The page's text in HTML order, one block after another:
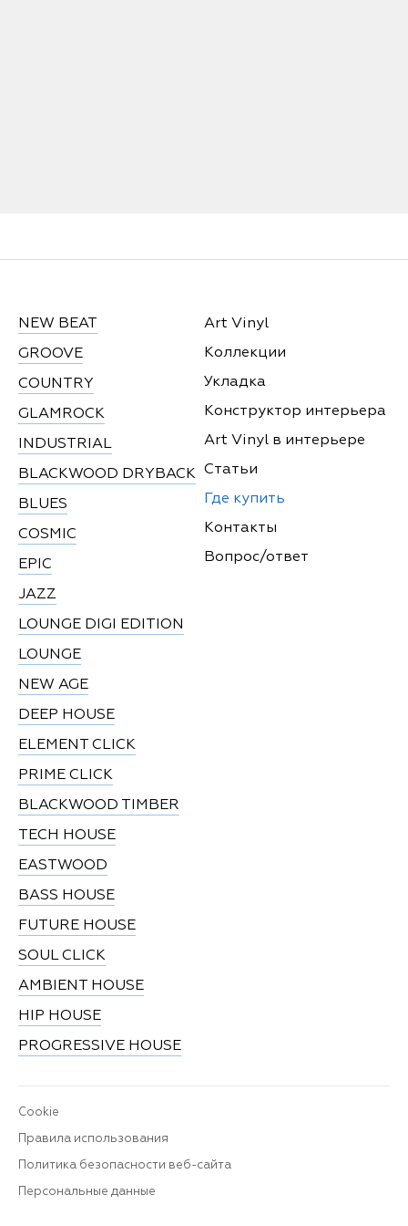
NEW BEAT
GROOVE
COUNTRY
GLAMROCK
INDUSTRIAL
BLACKWOOD DRYBACK
BLUES
COSMIC
EPIC
JAZZ
LOUNGE DIGI EDITION
LOUNGE
NEW AGE
DEEP HOUSE
ELEMENT CLICK
PRIME CLICK
BLACKWOOD TIMBER
TECH HOUSE
EASTWOOD
BASS HOUSE
FUTURE HOUSE
SOUL CLICK
AMBIENT HOUSE
HIP HOUSE
PROGRESSIVE HOUSE
Art Vinyl
Коллекции
Укладка
Конструктор интерьера
Art Vinyl в интерьере
Статьи
Где купить
Контакты
Вопрос/ответ
Cookie
Правила использования
Политика безопасности веб-сайта
Персональные данные